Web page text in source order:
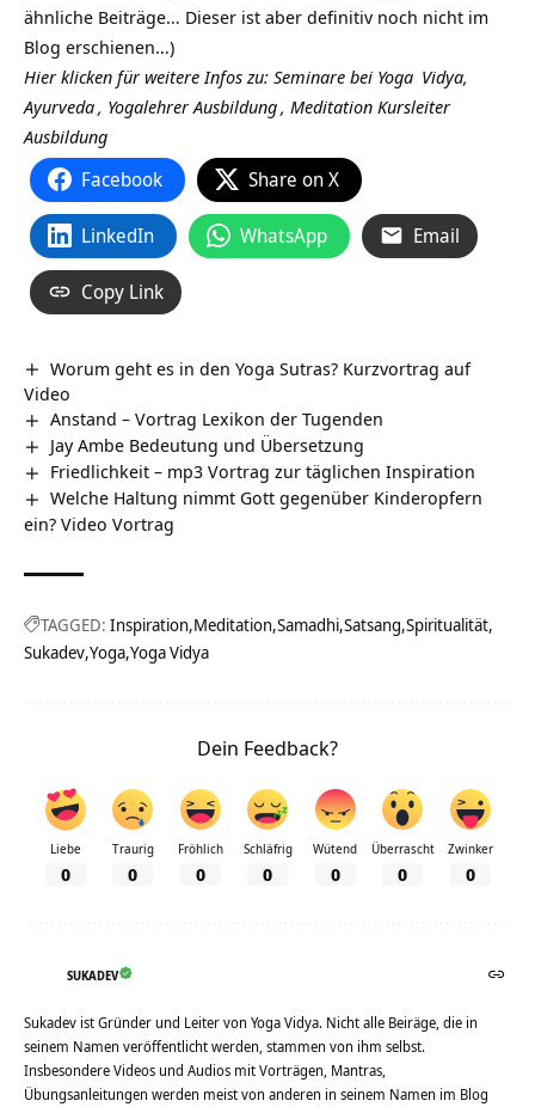
ähnliche Beiträge… Dieser ist aber definitiv noch nicht im
Blog erschienen…)
Hier klicken für weitere Infos zu: Seminare bei Yoga Vidya,
Ayurveda, Yogalehrer Ausbildung, Meditation Kursleiter
Ausbildung
Facebook Share on X
LinkedIn WhatsApp Email
Copy Link
Worum geht es in den Yoga Sutras? Kurzvortrag auf
Video
Anstand – Vortrag Lexikon der Tugenden
Jay Ambe Bedeutung und Übersetzung
Friedlichkeit – mp3 Vortrag zur täglichen Inspiration
Welche Haltung nimmt Gott gegenüber Kinderopfern
ein? Video Vortrag
TAGGED: Inspiration Meditation Samadhi Satsang Spiritualität
Sukadev Yoga Yoga Vidya
Dein Feedback?
Liebe
0
Traurig
0
Fröhlich
0
Schläfrig
0
Wütend
0
Überrascht
0
Zwinker
0
SUKADEV
Sukadev ist Gründer und Leiter von Yoga Vidya. Nicht alle Beiräge, die in
seinem Namen veröffentlicht werden, stammen von ihm selbst.
Insbesondere Videos und Audios mit Vorträgen, Mantras,
Übungsanleitungen werden meist von anderen in seinem Namen im Blog